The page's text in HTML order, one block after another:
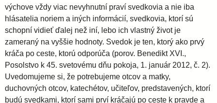
výchove vždy viac nevyhnutní praví svedkovia a nie iba
hlásatelia noriem a iných informácií, svedkovia, ktorí sú
schopní vidieť ďalej než iní, lebo ich vlastný život je
zameraný na vyššie hodnoty. Svedok je ten, ktorý ako prvý
kráča po ceste, ktorú odporúča (porov. Benedikt XVI.,
Posolstvo k 45. svetovému dňu pokoja, 1. január 2012, č. 2).
Uvedomujeme si, že potrebujeme otcov a matky,
duchovných otcov, katechétov, učiteľov, predstavených, ktorí
budú svedkami, ktorí sami prví kráčajú po ceste k pravde a